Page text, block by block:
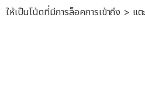
ให้เป็นโน้ตที่มีการล็อคการเข้าถึง > แตะ